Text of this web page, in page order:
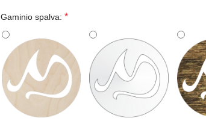
Gaminio spalva: *